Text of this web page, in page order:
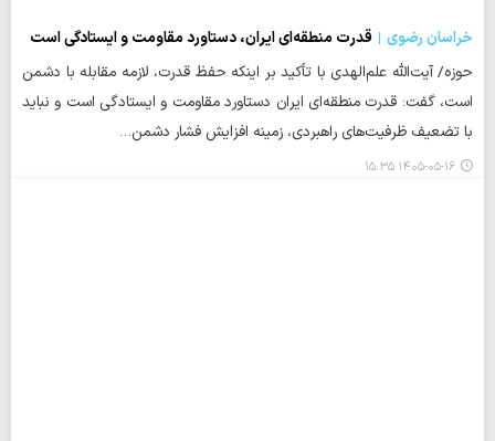
خراسان رضوی
قدرت منطقه‌ای ایران، دستاورد مقاومت و ایستادگی است
حوزه/ آیت‌الله علم‌الهدی با تأکید بر اینکه حفظ قدرت، لازمه مقابله با دشمن
است، گفت: قدرت منطقه‌ای ایران دستاورد مقاومت و ایستادگی است و نباید
با تضعیف ظرفیت‌های راهبردی، زمینه افزایش فشار دشمن…
۱۴۰۵-۰۵-۱۶ ۱۵:۳۵